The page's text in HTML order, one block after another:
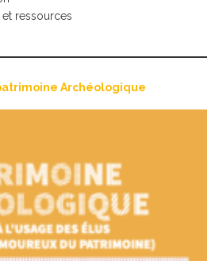
ressources
Archéologique